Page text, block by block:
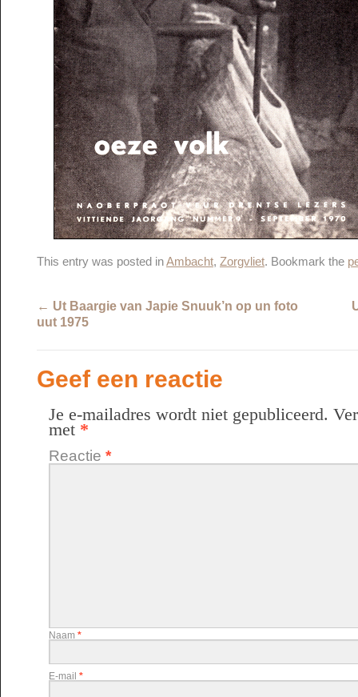
This entry was posted inAmbacht, Zorgvliet. Bookmark the
← Ut Baargie van Japie Snuuk’n op un foto
uut 1975
Geef een reactie
Je e-mailadres wordt niet gepubliceerd.
met *
Reactie *
Naam *
E-mail *